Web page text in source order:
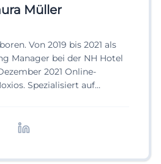
Müller
Von 2019 bis 2021 als
Manager bei der NH Hotel
2021 Online-
Spezialisiert auf